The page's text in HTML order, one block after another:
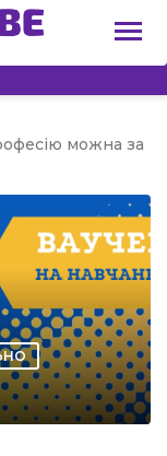
можна за